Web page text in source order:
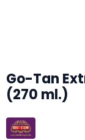
Go-Tan
(270 ml.)